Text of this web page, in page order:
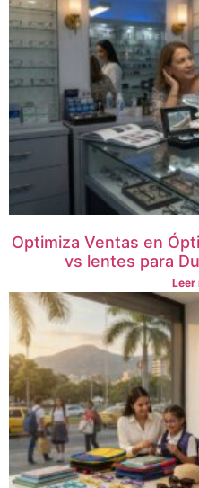
Optimiza Ventas en
vs lentes para
Leer